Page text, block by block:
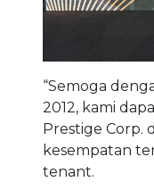
“Semoga
2012, kami
Prestige Corp.
kesempatan
tenant.